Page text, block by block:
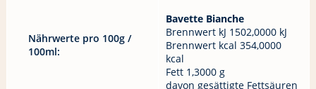
Nährwerte pro 100g /
100ml:
Bavette Bianche
Brennwert kJ 1502,0000 kJ
Brennwert kcal 354,0000
kcal
Fett 1,3000 g
davon gesättigte Fettsäuren